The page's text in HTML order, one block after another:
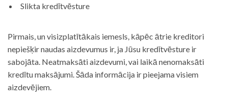
Slikta kredītvēsture
Pirmais, un visizplatītākais iemesls, kāpēc ātrie kreditori
nepiešķir naudas aizdevumus ir, ja Jūsu kredītvēsture ir
sabojāta. Neatmaksāti aizdevumi, vai laikā nenomaksāti
kredītu maksājumi. Šāda informācija ir pieejama visiem
aizdevējiem.